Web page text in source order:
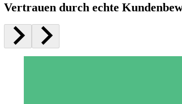
Vertrauen durch echte